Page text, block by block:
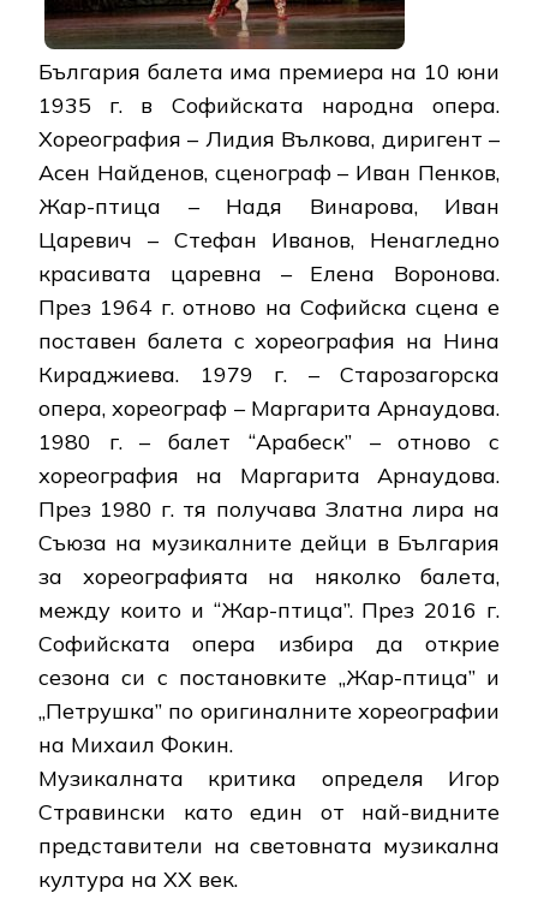
България балета има премиера на 10 юни
1935 г. в Софийската народна опера.
Хореография – Лидия Вълкова, диригент –
Асен Найденов, сценограф – Иван Пенков,
Жар-птица – Надя Винарова, Иван
Царевич – Стефан Иванов, Ненагледно
красивата царевна – Елена Воронова.
През 1964 г. отново на Софийска сцена е
поставен балета с хореография на Нина
Кираджиева. 1979 г. – Старозагорска
опера, хореограф – Маргарита Арнаудова.
1980 г. – балет “Арабеск” – отново с
хореография на Маргарита Арнаудова.
През 1980 г. тя получава Златна лира на
Съюза на музикалните дейци в България
за хореографията на няколко балета,
между които и “Жар-птица”. През 2016 г.
Софийската опера избира да открие
сезона си с постановките „Жар-птица” и
„Петрушка” по оригиналните хореографии
на Михаил Фокин.
Музикалната критика определя Игор
Стравински като един от най-видните
представители на световната музикална
култура на XX век.